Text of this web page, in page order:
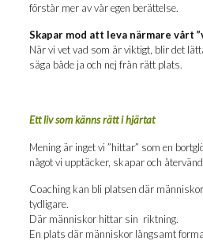
för­står mer av vår egen berättelse.
Ska­par mod att leva när­ma­re vårt
När vi vet vad som är vik­tigt, blir det
säga både ja och nej från rätt plats.
Ett liv som känns rätt i hjärtat
Mening är ing­et vi ”hit­tar” som en
något vi upp­täc­ker, ska­par och
Coaching kan bli plat­sen där
tydligare.
Där män­ni­skor hit­tar sin riktning.
En plats där män­ni­skor lång­samt